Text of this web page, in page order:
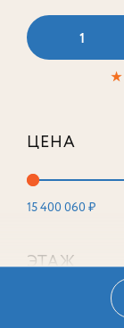
1
★
ЦЕНА
15 400 060 ₽
ЭТАЖ